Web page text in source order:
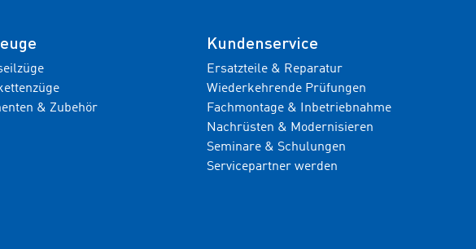
& Zubehör
Kundenservice
Ersatzteile & Reparatur
Wiederkehrende Prüfungen
Fachmontage & Inbetriebnahme
Nachrüsten & Modernisieren
Seminare & Schulungen
Servicepartner werden